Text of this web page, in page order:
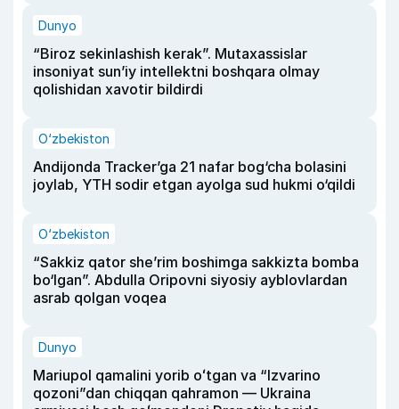
Dunyo
“Biroz sekinlashish kerak”. Mutaxassislar
insoniyat sun’iy intellektni boshqara olmay
qolishidan xavotir bildirdi
O‘zbekiston
Andijonda Tracker’ga 21 nafar bog‘cha bolasini
joylab, YTH sodir etgan ayolga sud hukmi o‘qildi
O‘zbekiston
“Sakkiz qator she’rim boshimga sakkizta bomba
bo‘lgan”. Abdulla Oripovni siyosiy ayblovlardan
asrab qolgan voqea
Dunyo
Mariupol qamalini yorib oʻtgan va “Izvarino
qozoni”dan chiqqan qahramon — Ukraina